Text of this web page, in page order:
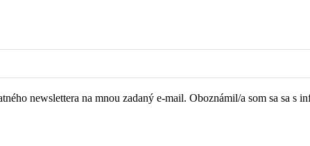
newslettera na mnou zadaný e-mail. Oboznámil/a som sa sa s